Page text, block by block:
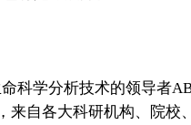
学分析技术的领导者
自各大科研机构、院校